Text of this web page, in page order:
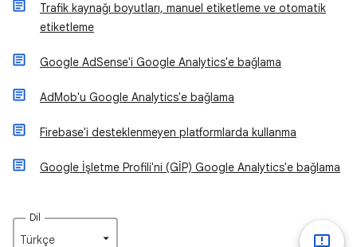
Trafik kaynağı boyutları, manuel etiketleme ve otomatik
etiketleme
Google AdSense'i Google Analytics'e bağlama
AdMob'u Google Analytics'e bağlama
Firebase'i desteklenmeyen platformlarda kullanma
Google İşletme Profili'ni (GİP) Google Analytics'e bağlama
Dil
Türkçe‎